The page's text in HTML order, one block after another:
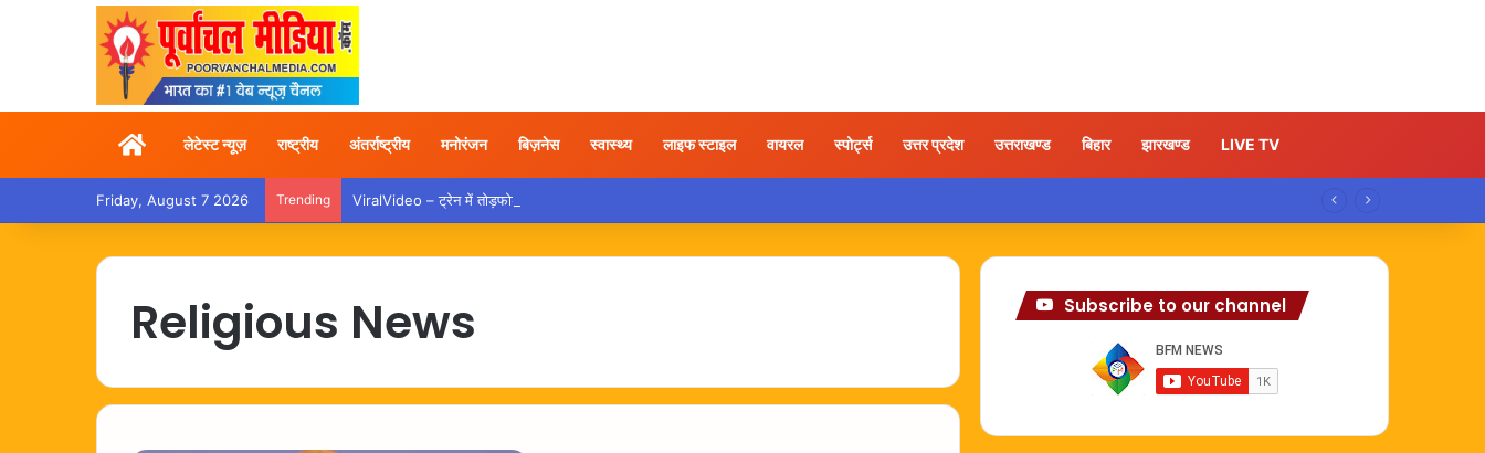
Homeलेटेस्ट न्यूज़ राष्ट्रीय अंतर्राष्ट्रीय मनोरंजन बिज़नेस स्वास्थ्य लाइफ स्टाइल वायरल स्पोर्ट्स उत्तर प्रदेश उत्तराखण्ड बिहार झारखण्ड LIVE TV
Friday, August 7 2026 Trending ViralVideo – ट्रेन में तोड़फोड़ करते युवक का वीडियो वायरल, कार्रवाई की उठी मांग
Religious News Subscribe to our channel